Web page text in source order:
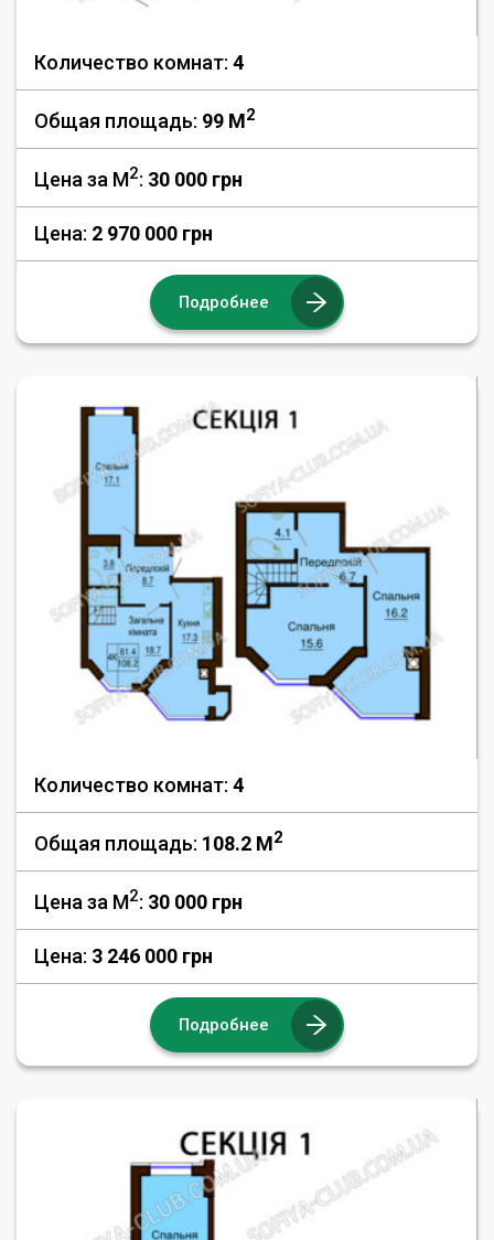
Количество комнат: 4
Общая площадь: 99 M2
Цена за М2: 30 000 грн
Цена: 2 970 000 грн
Подробнее
Количество комнат: 4
Общая площадь: 108.2 M2
Цена за М2: 30 000 грн
Цена: 3 246 000 грн
Подробнее